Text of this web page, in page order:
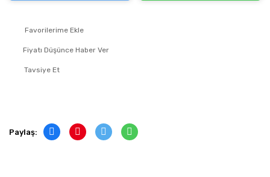
Fiyatı Düşünce Haber Ver
Tavsiye Et
Paylaş: